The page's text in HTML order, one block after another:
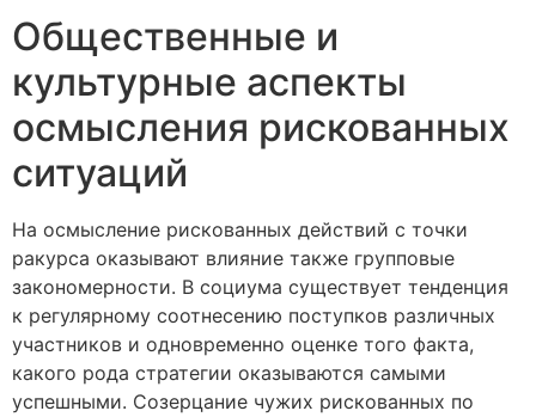
Общественные и
культурные аспекты
осмысления рискованных
ситуаций
На осмысление рискованных действий с точки
ракурса оказывают влияние также групповые
закономерности. В социума существует тенденция
к регулярному соотнесению поступков различных
участников и одновременно оценке того факта,
какого рода стратегии оказываются самыми
успешными. Созерцание чужих рискованных по